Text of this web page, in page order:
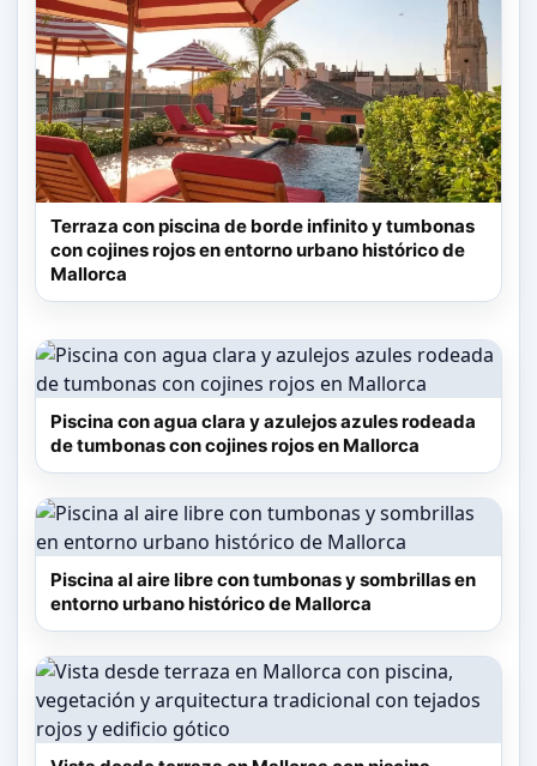
zapatillas, secador de pelo y artículos de
aseo gratuitos, garantizando comodidad y
privacidad.
Situado a tan solo 500 metros de la
emblemática catedral de Palma, este
alojamiento está a 10 minutos a pie del
puerto deportivo y del paseo marítimo,
facilitando el acceso a los principales
atractivos de Mallorca. Además, se
encuentra a 15 minutos en coche del
aeropuerto de Palma, lo que facilita la
llegada y salida de los viajeros que buscan
disfrutar de la isla desde un hotel que
combina ubicación, arte y bienestar.
Terraza con piscina de borde infinito y tumbonas
con cojines rojos en entorno urbano histórico de
Mallorca
Piscina con agua clara y azulejos azules rodeada
de tumbonas con cojines rojos en Mallorca
Piscina al aire libre con tumbonas y sombrillas en
entorno urbano histórico de Mallorca